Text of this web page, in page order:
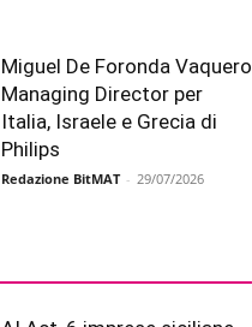
Miguel De Foronda Vaquero
Managing Director per
Italia, Israele e Grecia di
Philips
Redazione BitMAT - 29/07/2026